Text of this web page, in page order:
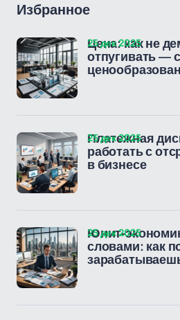
Избранное
Цена: как не
отпугивать —
25 дек 2025
Платежная
работать с
в бизнесе
25 дек 2025
Юнит-
словами: как
25 дек 2025